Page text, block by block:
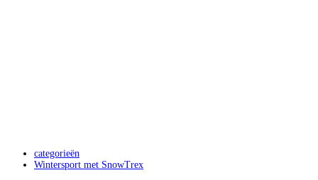
categorieën
Wintersport met SnowTrex